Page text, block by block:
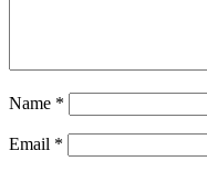
Name *
Email *